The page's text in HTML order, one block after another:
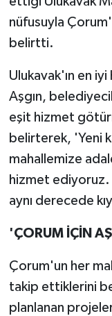
nüfusuyla
belirtti.
Ulukavak'ın en
Aşgın,
eşit hizmet
belirterek, 'Yeni
mahallemize
hizmet ediyoruz.
aynı derecede
'ÇORUM İÇİN
Çorum'un her
takip ettiklerini
planlanan